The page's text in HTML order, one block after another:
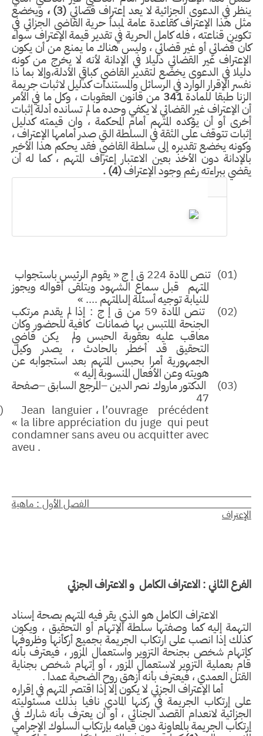
في الدعوى الجزائية لا يعد إعتراف قضائي(3) ، ويخضع
هذا الإعتراف كقاعدة عامة لمبدأ حرية القاضي الجزائي في
قناعته ، فله كامل الحرية في تقدير قيمة الإعتراف سواء
قضائي أو غير قضائي ، وليس هناك ما يمنع من أن يكون
غير القضائي دليلا في الإدانة لأنه لا يخرج من كونه
في الدعوى يخضع لتقدير القاضي كباقي الأدلة،وإلا بما ذا
الإقرار الوارد في الرسائل والمستندات كدليل لاثبات جريمة
طبقا للمادة341من قانون العقوبات ، وكل ما في الأمر
الإعتراف غير القضائي لا يكفي وحده ما لم تسانده أدلة إثبات
أو أن يؤكده المتهم أمام المحكمة ، وان قيمته كدليل
تتوقف على الثقة في السلطة التي صدر أمامها الإعتراف ،
يخضع تقديره إلى سلطة القاضي فقد يحكم هذا الأخير
دون الأخذ بعين الاعتبار إعتراف المتهم ، كما له أن
ببراءته رغم وجود الإعتراف(4) .
تنص المادة 224 ق إ ج « يقوم الرئيس باستجواب
المتهم قبل سماع الشهود ويتلقى أقواله ويجوز
للنيابة توجيه أسئلة إلىالمتهم .... »
تنص المادة 59 من ق إ ج : إذا لم يقدم مرتكب
الجنحة الملتبس بها ضمانات كافية للحضور وكان
معاقب عليه بعقوبة الحبس ولم يكن قاضي
التحقيق قد أخطر بالحادث ، يصدر وكيل
الجمهورية أمرا بحبس المتهم بعد استجوابه عن
هويته وعن الأفعال المنسوبة إليه»
الدكتور ماروك نصر الدين –المرجع السابق –صفحة
(04) Jeanlanguier، l’ouvrage précédent
« la libre appréciation du juge qui peut
condamner sans aveu ou acquitter avec
aveu .
الأول : ماهية
الثاني : الاعتراف الكامل و الاعتراف الجزئي
الاعتراف الكامل هو الذي يقر فيه المتهم بصحة إسناد
إليه كما وصفتها سلطة الإتهام أو التحقيق ، ويكون
إذا انصب على ارتكاب الجريمة بجميع أركأنها وظروفها
شخص بجنحة التزوير واستعمال المزور ، فيعترف بأنه
بعملية التزوير لاستعمال المزور ، أو إتهام شخص بجناية
العمدي ، فيعترف بأنه أزهق روح الضحية عمدا .
أما الإعتراف الجزئي لا يكون إلا إذا اقتصر المتهم في إقراره
إرتكاب الجريمة في ركنها المادي نافيا بذلك مسئوليته
لانعدام القصد الجنائي ، أو أن يعترف بأنه شارك في
الجريمة بالمعاونة دون قيامه بإرتكاب السلوك الإجرامي